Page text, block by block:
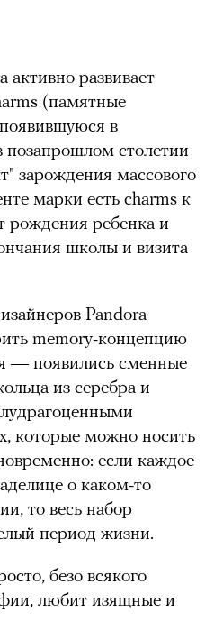
активно развивает
(памятные
в
столетии
зарождения массового
марки есть charms к
ребенка и
школы и визита
Pandora
memory-концепцию
— появились сменные
из серебра и
которые можно носить
если каждое
о каком-то
то весь набор
период жизни.
безо всякого
любит изящные и